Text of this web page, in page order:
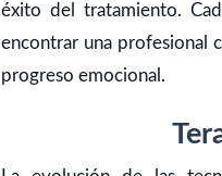
éxito del tratamiento.
encontrar una profesional
progreso emocional.